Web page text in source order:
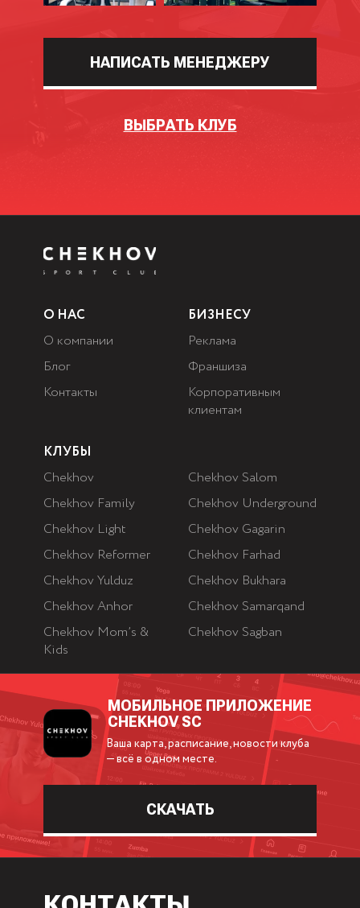
ВЫБРАТЬ КЛУБ
НАПИСАТЬ МЕНЕДЖЕРУ
БИЗНЕСУ
Реклама
Франшиза
Корпоративным
клиентам
О компании
О НАС
Блог
Контакты
КЛУБЫ
Chekhov
Chekhov Anhor
Chekhov Family
Chekhov Light
Chekhov Salom
Chekhov Reformer
Chekhov Underground
Chekhov Sagban
Chekhov Yulduz
Chekhov Gagarin
Chekhov Mom’s &
Kids
Chekhov Farhad
Chekhov Bukhara
Chekhov Samarqand
МОБИЛЬНОЕ ПРИЛОЖЕНИЕ
CHEKHOV SC
Ваша карта, расписание, новости клуба
— всё в одном месте.
СКАЧАТЬ